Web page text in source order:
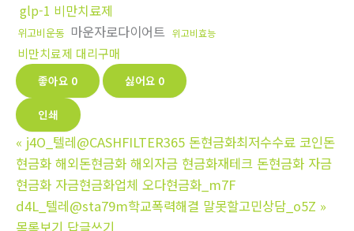
glp-1 비만치료제
위고비운동 마운자로다이어트 위고비효능
비만치료제 대리구매
좋아요 0 싫어요 0
인쇄
« j4O_텔레@CASHFILTER365 돈현금화최저수수료 코인돈
현금화 해외돈현금화 해외자금 현금화재테크 돈현금화 자금
현금화 자금현금화업체 오다현금화_m7F
d4L_텔레@sta79m학교폭력해결 말못할고민상담_o5Z »